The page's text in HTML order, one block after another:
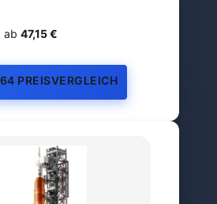
ab 47,15 €
PREISVERGLEICH